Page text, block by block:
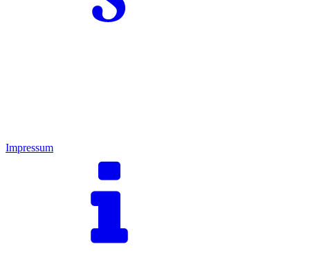
Impressum